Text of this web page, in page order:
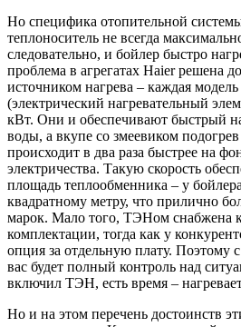
Но специфика отопительной
теплоноситель не всегда
следовательно, и бойлер быстро
проблема в агрегатах Haier решена
источником нагрева – каждая
(электрический нагревательный
кВт. Они и обеспечивают быстрый
воды, а вкупе со змеевиком
происходит в два раза быстрее на
электричества. Такую скорость
площадь теплообменника – у
квадратному метру, что прилично
марок. Мало того, ТЭНом снабжена
комплектации, тогда как у
опция за отдельную плату. Поэтому
вас будет полный контроль над
включил ТЭН, есть время –
Но и на этом перечень достоинств